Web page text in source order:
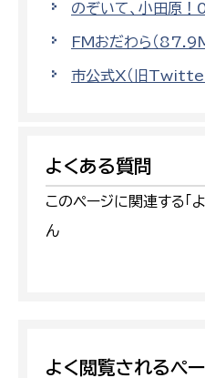
のぞいて、小田原
FMおだわら（
市公式X（旧Twitter
よくある質問
このページに関連する「
ん
よく閲覧されるペ